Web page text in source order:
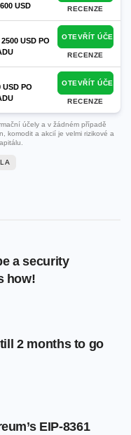
USD RECENZE
USD PO
OTEVŘÍT ÚČET
RECENZE
USD PO
OTEVŘÍT ÚČET
RECENZE
účely a v žádném případě
komodit a akcií je velmi rizikové a
a security
how!
2 months to go
EIP-8361